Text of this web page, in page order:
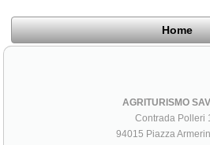
Home
AGRITURISMO
Contrada Polleri
94015 Piazza